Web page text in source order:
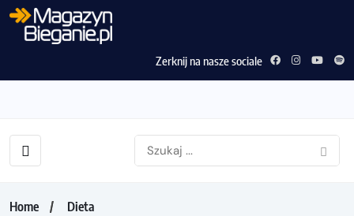
Zerknij na nasze sociale
Home
Dieta